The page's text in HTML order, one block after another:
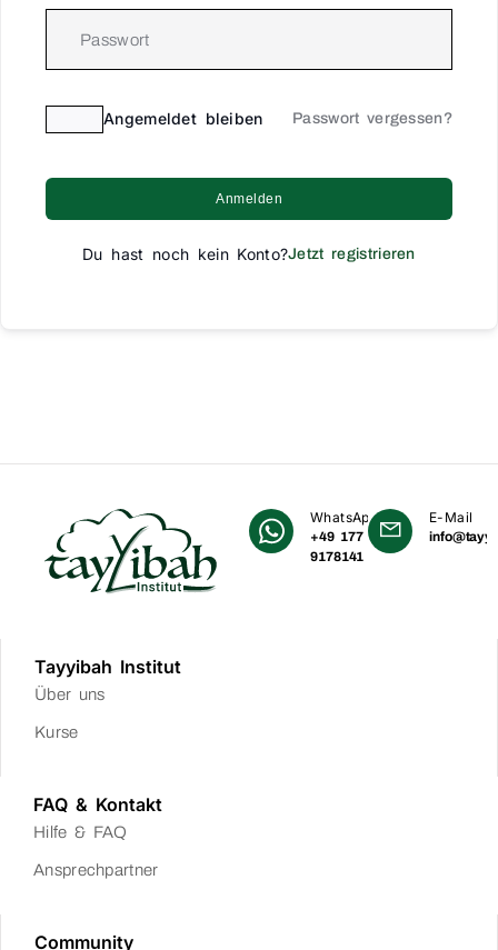
Angemeldet bleiben Passwort vergessen?
Anmelden
Du hast noch kein Konto?Jetzt registrieren
WhatsApp
+49 177
9178141
E-Mail
Tayyibah Institut
Über uns
Kurse
FAQ & Kontakt
Hilfe & FAQ
Ansprechpartner
Community